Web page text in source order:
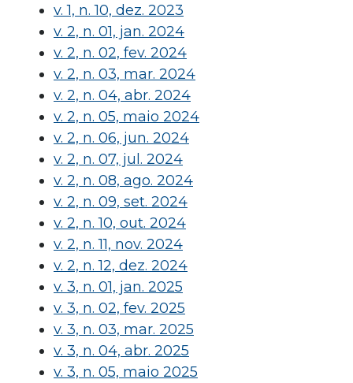
v. 1, n. 10, dez. 2023
v. 2, n. 01, jan. 2024
v. 2, n. 02, fev. 2024
v. 2, n. 03, mar. 2024
v. 2, n. 04, abr. 2024
v. 2, n. 05, maio 2024
v. 2, n. 06, jun. 2024
v. 2, n. 07, jul. 2024
v. 2, n. 08, ago. 2024
v. 2, n. 09, set. 2024
v. 2, n. 10, out. 2024
v. 2, n. 11, nov. 2024
v. 2, n. 12, dez. 2024
v. 3, n. 01, jan. 2025
v. 3, n. 02, fev. 2025
v. 3, n. 03, mar. 2025
v. 3, n. 04, abr. 2025
v. 3, n. 05, maio 2025